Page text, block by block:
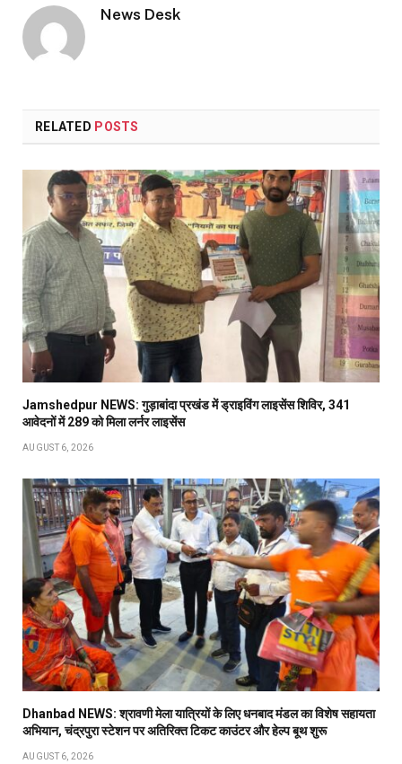
News Desk
RELATED POSTS
Jamshedpur NEWS: गुड़ाबांदा प्रखंड में ड्राइविंग लाइसेंस शिविर, 341
आवेदनों में 289 को मिला लर्नर लाइसेंस
AUGUST 6, 2026
Dhanbad NEWS: श्रावणी मेला यात्रियों के लिए धनबाद मंडल का विशेष सहायता
अभियान, चंद्रपुरा स्टेशन पर अतिरिक्त टिकट काउंटर और हेल्प बूथ शुरू
AUGUST 6, 2026